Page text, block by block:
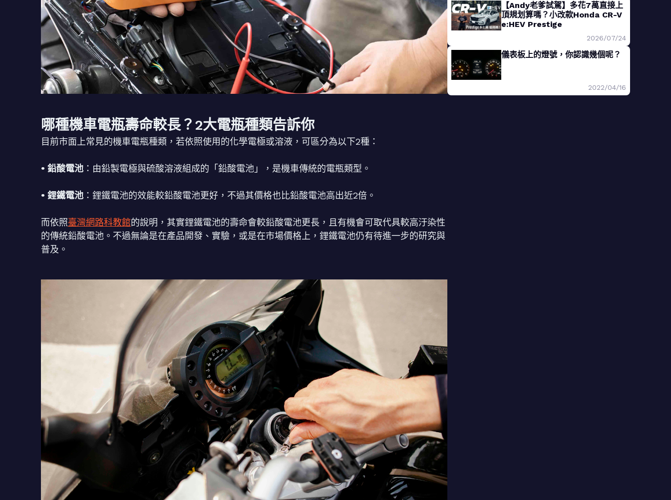
哪種機車電瓶壽命較長？2大電瓶種類告訴你
目前市面上常見的機車電瓶種類，若依照使用的化學電極或溶液，可區分為以下2種：
• 鉛酸電池 ：由鉛製電極與硫酸溶液組成的「鉛酸電池」，是機車傳統的電瓶類型。
• 鋰鐵電池 ：鋰鐵電池的效能較鉛酸電池更好，不過其價格也比鉛酸電池高出近2倍。
而依照臺灣網路科教館的說明，其實鋰鐵電池的壽命會較鉛酸電池更長，且有機會可取代具較高汙染性
的傳統鉛酸電池。不過無論是在產品開發、實驗，或是在市場價格上，鋰鐵電池仍有待進一步的研究與
普及。
【Andy老爹試駕】多花7萬直接上
頂規划算嗎？小改款Honda CR-V
e:HEV Prestige
2026/07/24
儀表板上的燈號，你認識幾個呢？
2022/04/16